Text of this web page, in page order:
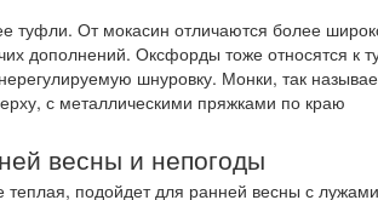
туфли. От мокасин отличаются более
дополнений. Оксфорды тоже относятся
шнуровку. Монки, так
с металлическими пряжками по краю
весны и непогоды
теплая, подойдет для ранней весны с